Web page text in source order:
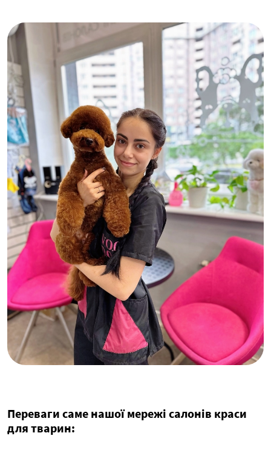
Переваги саме нашої мережі салонів краси
для тварин: